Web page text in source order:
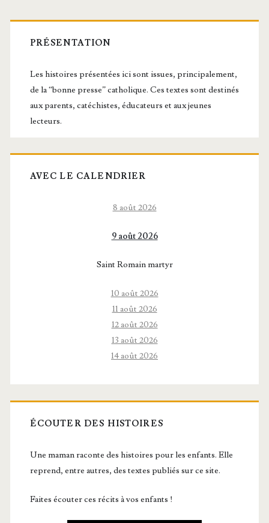
Barre
latérale
principale
PRÉSENTATION
Les histoires présentées ici sont issues, principalement,
de la “bonne presse” catholique. Ces textes sont destinés
aux parents, catéchistes, éducateurs et aux jeunes
lecteurs.
AVEC LE CALENDRIER
8 août 2026
9 août 2026
Saint Romain martyr
10 août 2026
11 août 2026
12 août 2026
13 août 2026
14 août 2026
ÉCOUTER DES HISTOIRES
Une maman raconte des histoires pour les enfants. Elle
reprend, entre autres, des textes publiés sur ce site.
Faites écouter ces récits à vos enfants !